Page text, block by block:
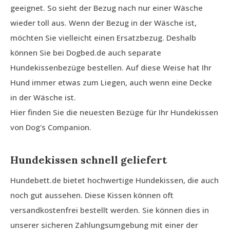
geeignet. So sieht der Bezug nach nur einer Wäsche
wieder toll aus. Wenn der Bezug in der Wäsche ist,
möchten Sie vielleicht einen Ersatzbezug. Deshalb
können Sie bei Dogbed.de auch separate
Hundekissenbezüge bestellen. Auf diese Weise hat Ihr
Hund immer etwas zum Liegen, auch wenn eine Decke
in der Wäsche ist.
Hier finden Sie die neuesten Bezüge für Ihr Hundekissen
von Dog's Companion.
Hundekissen schnell geliefert
Hundebett.de bietet hochwertige Hundekissen, die auch
noch gut aussehen. Diese Kissen können oft
versandkostenfrei bestellt werden. Sie können dies in
unserer sicheren Zahlungsumgebung mit einer der